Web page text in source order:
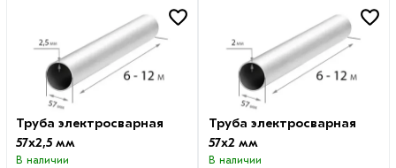
Труба электросварная
57х2,5 мм
В наличии
Труба электросварная
57х2 мм
В наличии